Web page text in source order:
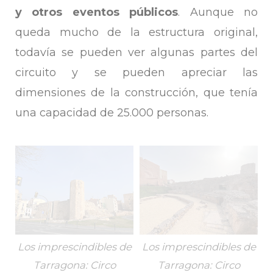
y otros eventos públicos. Aunque no
queda mucho de la estructura original,
todavía se pueden ver algunas partes del
circuito y se pueden apreciar las
dimensiones de la construcción, que tenía
una capacidad de 25.000 personas.
Los imprescindibles de
Tarragona: Circo
Los imprescindibles de
Tarragona: Circo